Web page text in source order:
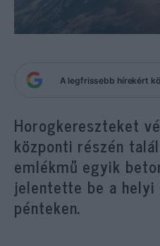
A legfrissebb hírekért
Horogkereszteket
központi részén
emlékmű egyik
jelentette be a helyi
pénteken.